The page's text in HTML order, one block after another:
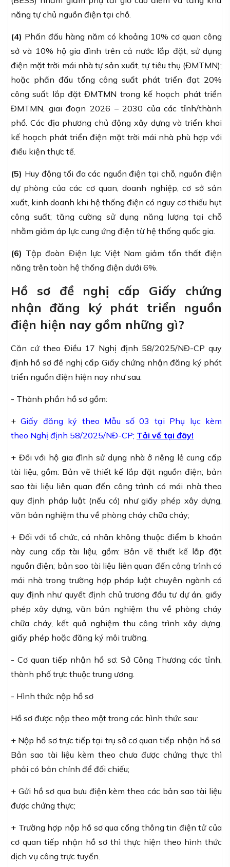
năng tự chủ nguồn điện tại chỗ.
(4) Phấn đấu hàng năm có khoảng 10% cơ quan công
sở và 10% hộ gia đình trên cả nước lắp đặt, sử dụng
điện mặt trời mái nhà tự sản xuất, tự tiêu thụ (ĐMTMN);
hoặc phấn đấu tổng công suất phát triển đạt 20%
công suất lắp đặt ĐMTMN trong kế hoạch phát triển
ĐMTMN, giai đoạn 2026 – 2030 của các tỉnh/thành
phổ. Các địa phương chủ động xây dựng và triển khai
kế hoạch phát triển điện mặt trời mái nhà phù hợp với
điều kiện thực tế.
(5) Huy động tổi đa các nguồn điện tại chỗ, nguồn điện
dự phòng của các cơ quan, doanh nghiệp, cơ sở sản
xuất, kinh doanh khi hệ thống điện có nguy cơ thiếu hụt
công suất; tăng cường sử dụng năng lượng tại chỗ
nhằm giảm áp lực cung ứng điện từ hệ thống quốc gia.
(6) Tập đoàn Điện lực Việt Nam giảm tổn thất điện
năng trên toàn hệ thống điện dưới 6%.
Hồ sơ đề nghị cấp Giấy chứng
nhận đăng ký phát triển nguồn
điện hiện nay gồm những gì?
Căn cứ theo Điều 17 Nghị định 58/2025/NĐ-CP quy
định hồ sơ đề nghị cấp Giấy chứng nhận đăng ký phát
triển nguồn điện hiện nay như sau:
- Thành phần hồ sơ gồm:
+Giấy đăng ký theo Mẫu số 03 tại Phụ lục kèm
theo Nghị định 58/2025/NĐ-CP; Tải về tại đây!
+ Đối với hộ gia đình sử dụng nhà ở riêng lẻ cung cấp
tài liệu, gồm: Bản vẽ thiết kế lắp đặt nguồn điện; bản
sao tài liệu liên quan đến công trình có mái nhà theo
quy định pháp luật (nếu có) như giấy phép xây dựng,
văn bản nghiệm thu về phòng cháy chữa cháy;
+ Đối với tổ chức, cá nhân không thuộc điểm b khoản
này cung cấp tài liệu, gồm: Bản vẽ thiết kế lắp đặt
nguồn điện; bản sao tài liệu liên quan đến công trình có
mái nhà trong trường hợp pháp luật chuyên ngành có
quy định như quyết định chủ trương đầu tư dự án, giấy
phép xây dựng, văn bản nghiệm thu về phòng cháy
chữa cháy, kết quả nghiệm thu công trình xây dựng,
giấy phép hoặc đăng ký môi trường.
- Cơ quan tiếp nhận hồ sơ: Sở Công Thương các tỉnh,
thành phố trực thuộc trung ương.
- Hình thức nộp hồ sơ
Hồ sơ được nộp theo một trong các hình thức sau:
+ Nộp hồ sơ trực tiếp tại trụ sở cơ quan tiếp nhận hồ sơ.
Bản sao tài liệu kèm theo chưa được chứng thực thì
phải có bản chính để đối chiếu;
+ Gửi hồ sơ qua bưu điện kèm theo các bản sao tài liệu
được chứng thực;
+ Trường hợp nộp hồ sơ qua cổng thông tin điện tử của
cơ quan tiếp nhận hồ sơ thì thực hiện theo hình thức
dịch vụ công trực tuyến.